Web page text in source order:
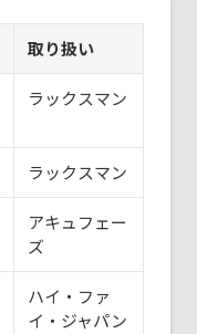
取り扱い
ラックスマン
ラックスマン
アキュフェー
ズ
ハイ・ファ
イ・ジャパン